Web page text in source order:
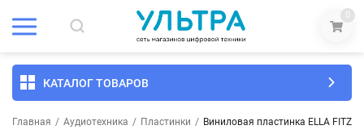
0
КАТАЛОГ ТОВАРОВ
Главная / Аудиотехника / Пластинки / Виниловая пластинка ELLA